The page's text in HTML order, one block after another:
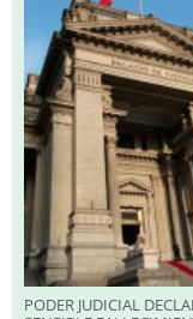
PODER JUDICIAL